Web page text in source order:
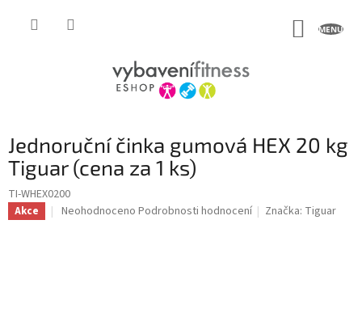
Jednoruční činka gumová HEX 20 kg
Tiguar (cena za 1 ks)
TI-WHEX0200
Akce
Průměrné
Neohodnoceno Podrobnosti hodnocení Značka: Tiguar